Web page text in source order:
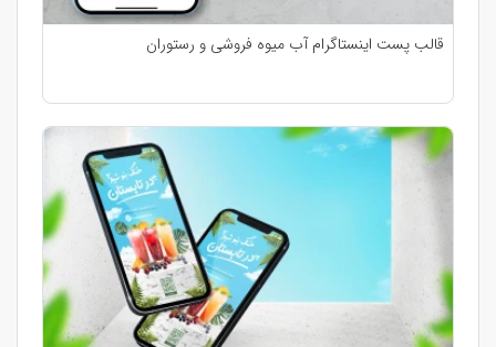
قالب پست اینستاگرام آب میوه فروشی و رستوران